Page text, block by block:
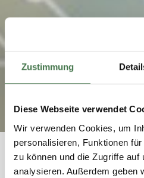
Zustimmung
Diese Webseite verwendet
Wir verwenden Cookies, um
personalisieren, Funktionen
zu können und die Zugriffe auf
analysieren. Außerdem geben